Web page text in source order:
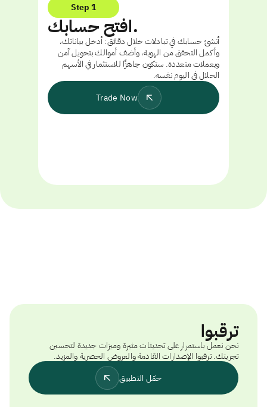
Step 1
افتح حسابك.
أنشئ حسابك في تبادلات خلال دقائق: أدخل بياناتك،
وأكمل التحقق من الهوية، وأضف أموالك بتحويل آمن
وبعملات متعددة. ستكون جاهزًا للاستثمار في الأسهم
الحلال في اليوم نفسه.
Trade Now
ترقبوا
نحن نعمل باستمرار على تحديثات مثيرة وميزات جديدة لتحسين
تجربتك. ترقبوا الإصدارات القادمة والعروض الحصرية والمزيد.
حمّل التطبيق